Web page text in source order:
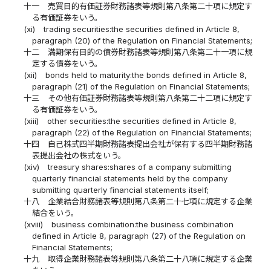
十一
売買目的有価証券財務諸表等規則第八条第二十項に規定す
る有価証券をいう。
(xi)
trading securities:the securities defined in Article 8,
paragraph (20) of the Regulation on Financial Statements;
十二
満期保有目的の債券財務諸表等規則第八条第二十一項に規
定する債券をいう。
(xii)
bonds held to maturity:the bonds defined in Article 8,
paragraph (21) of the Regulation on Financial Statements;
十三
その他有価証券財務諸表等規則第八条第二十二項に規定す
る有価証券をいう。
(xiii)
other securities:the securities defined in Article 8,
paragraph (22) of the Regulation on Financial Statements;
十四
自己株式四半期財務諸表提出会社が保有する四半期財務諸
表提出会社の株式をいう。
(xiv)
treasury shares:shares of a company submitting
quarterly financial statements held by the company
submitting quarterly financial statements itself;
十八
企業結合財務諸表等規則第八条第二十七項に規定する企業
結合をいう。
(xviii)
business combination:the business combination
defined in Article 8, paragraph (27) of the Regulation on
Financial Statements;
十九
取得企業財務諸表等規則第八条第二十八項に規定する企業